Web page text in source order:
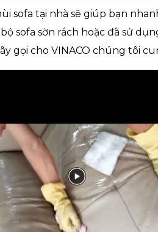
sofa tại nhà sẽ giúp bạn
sofa sờn rách hoặc đã sử
gọi cho VINACO chúng tôi